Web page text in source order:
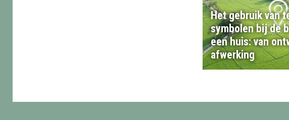
Het gebruik van
symbolen bij de
een huis: van
afwerking